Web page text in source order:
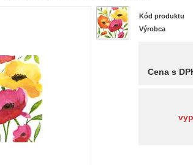
Kód produktu
Výrobca
Cena s